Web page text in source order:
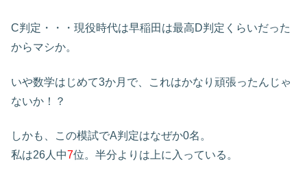
C判定・・・現役時代は早稲田は最高D判定くらいだった
からマシか。
いや数学はじめて3か月で、これはかなり頑張ったんじゃ
ないか！？
しかも、この模試でA判定はなぜか0名。
私は26人中7位。半分よりは上に入っている。